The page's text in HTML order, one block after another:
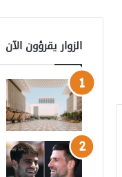
الزوار يقرؤون الآن